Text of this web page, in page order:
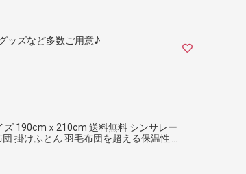
ッズなど多数ご用意♪
ズ 190cmｘ210cm 送料無料 シンサレー
掛けふとん 羽毛布団を超える保温性 抗